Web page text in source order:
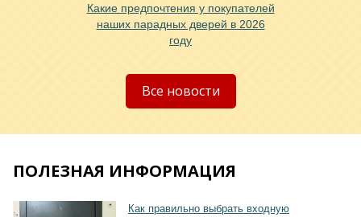
Хочу такую
Какие предпочтения у покупателей
наших парадных дверей в 2026
году
Все новости
ПОЛЕЗНАЯ ИНФОРМАЦИЯ
Как правильно выбрать входную